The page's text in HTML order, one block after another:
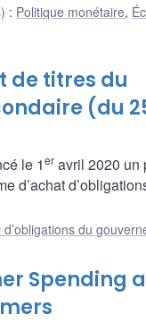
: Politique monétaire,
de titres du
(du
le 1er avril 2020 un
d’achat
d’obligations du
Spending